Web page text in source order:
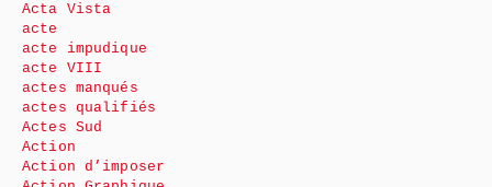
Acta Vista
acte
acte impudique
acte VIII
actes manqués
actes qualifiés
Actes Sud
Action
Action d’imposer